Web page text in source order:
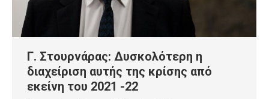
Γ. Στουρνάρας: Δυσκολότερη η
διαχείριση αυτής της κρίσης από
εκείνη του 2021 -22